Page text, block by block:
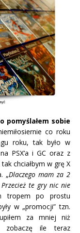
pomyślałem sobie
co roku
roku, tak było w
PSX’a i GC oraz z
chciałbym w grę X
„Dlaczego mam za 2
te gry nic nie
po prostu
w „promocji” tzn.
za mniej niż
zobaczę ile teraz